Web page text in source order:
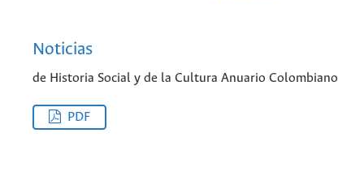
Noticias
de Historia Social y de la Cultura Anuario Colombiano
PDF